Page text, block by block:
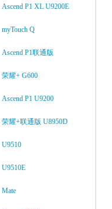
Ascend P1 XL U9200E
myTouch Q
Ascend P1联通版
荣耀+ G600
Ascend P1 U9200
荣耀+联通版 U8950D
U9510
U9510E
Mate